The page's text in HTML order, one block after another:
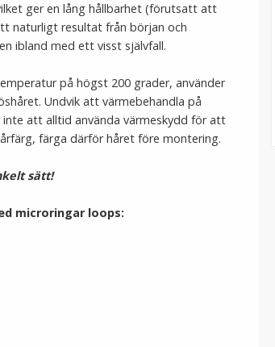
ger en lång hållbarhet (förutsatt att
naturligt resultat från början och
ibland med ett visst självfall.
på högst 200 grader, använder
Undvik att värmebehandla på
att alltid använda värmeskydd för att
färga därför håret före montering.
sätt!
microringar loops: